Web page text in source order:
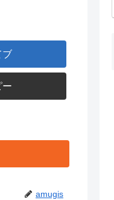
ブ
ー
amugis